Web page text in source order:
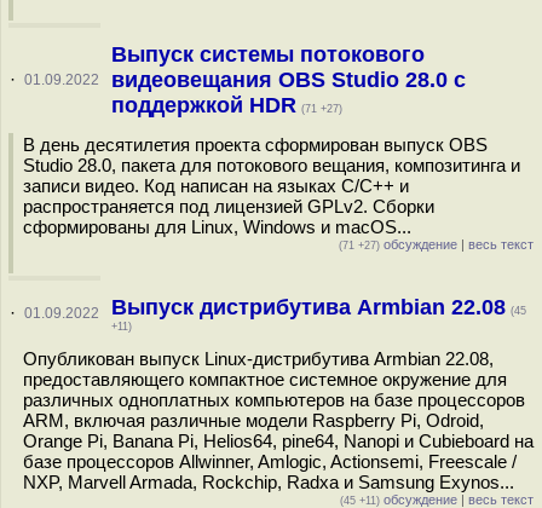
· 01.09.2022
Выпуск системы потокового
видеовещания OBS Studio 28.0 с
поддержкой HDR (71 +27)
В день десятилетия проекта сформирован выпуск OBS
Studio 28.0, пакета для потокового вещания, композитинга и
записи видео. Код написан на языках C/C++ и
распространяется под лицензией GPLv2. Сборки
сформированы для Linux, Windows и macOS...
(71 +27) обсуждение | весь текст
· 01.09.2022 Выпуск дистрибутива Armbian 22.08 (45
+11)
Опубликован выпуск Linux-дистрибутива Armbian 22.08,
предоставляющего компактное системное окружение для
различных одноплатных компьютеров на базе процессоров
ARM, включая различные модели Raspberry Pi, Odroid,
Orange Pi, Banana Pi, Helios64, pine64, Nanopi и Cubieboard на
базе процессоров Allwinner, Amlogic, Actionsemi, Freescale /
NXP, Marvell Armada, Rockchip, Radxa и Samsung Exynos...
(45 +11) обсуждение | весь текст